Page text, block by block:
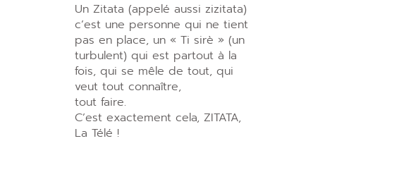
Un Zitata (appelé aussi zizitata)
c’est une personne qui ne tient
pas en place, un « Ti sirè » (un
turbulent) qui est partout à la
fois, qui se mêle de tout, qui
veut tout connaître,
tout faire.
C’est exactement cela, ZITATA,
La Télé !